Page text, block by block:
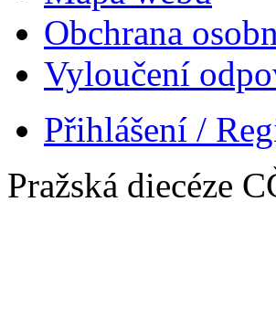
Obchrana
Vyloučení
Přihlášení /
Pražská diecéze